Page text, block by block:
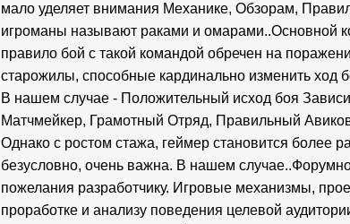
мало уделяет внимания Механике, Обзорам,
игроманы называют раками и омарами..Основной
правило бой с такой командой обречен на
старожилы, способные кардинально изменить ход
В нашем случае - Положительный исход боя
Матчмейкер, Грамотный Отряд, Правильный
Однако с ростом стажа, геймер становится более
безусловно, очень важна. В нашем
пожелания разработчику. Игровые механизмы,
проработке и анализу поведения целевой